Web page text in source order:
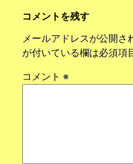
コメントを残す
メールアドレスが公開さ
が付いている欄は必須項
コメント ※